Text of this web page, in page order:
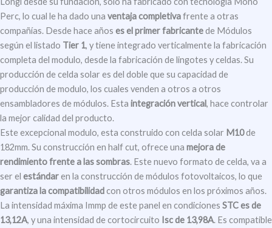
Perc, lo cual le ha dado una ventaja completivafrente a otras
compañías. Desde hace años es el primer fabricantede Módulos
según el listado Tier 1, y tiene integrado verticalmente la fabricación
completa del modulo, desde la fabricación de lingotes y celdas. Su
producción de celda solar es del doble que su capacidad de
producción de modulo, los cuales venden a otros a otros
ensambladores de módulos. Esta integración vertical, hace controlar
la mejor calidad del producto.
Este excepcional modulo, esta construido con celda solar M10de
182mm. Su construcción en half cut, ofrece una mejora de
rendimiento frente a las sombras. Este nuevo formato de celda, va a
ser el estándaren la construcción de módulos fotovoltaicos, lo que
garantiza la compatibilidadcon otros módulos en los próximos años.
La intensidad máxima Immp de este panel en condiciones STC es de
13,12A, y una intensidad de cortocircuito Isc de 13,98A. Es compatible